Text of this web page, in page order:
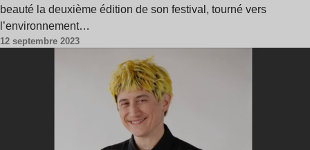
beauté la deuxième édition de son festival, tourné vers
l’environnement…
12 septembre 2023